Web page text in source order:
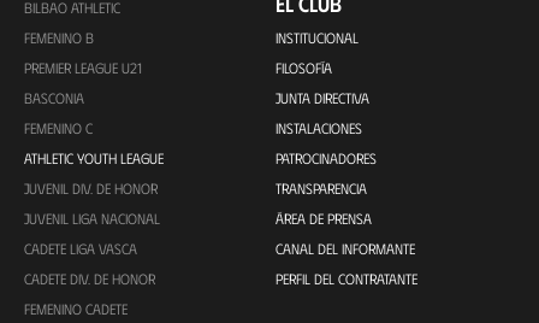
BILBAO ATHLETIC
FEMENINO B
PREMIER LEAGUE U21
BASCONIA
FEMENINO C
ATHLETIC YOUTH LEAGUE
JUVENIL DIV. DE HONOR
JUVENIL LIGA NACIONAL
CADETE LIGA VASCA
CADETE DIV. DE HONOR
FEMENINO CADETE
INSTITUCIONAL
FILOSOFÍA
JUNTA DIRECTIVA
INSTALACIONES
PATROCINADORES
TRANSPARENCIA
ÁREA DE PRENSA
CANAL DEL INFORMANTE
PERFIL DEL CONTRATANTE